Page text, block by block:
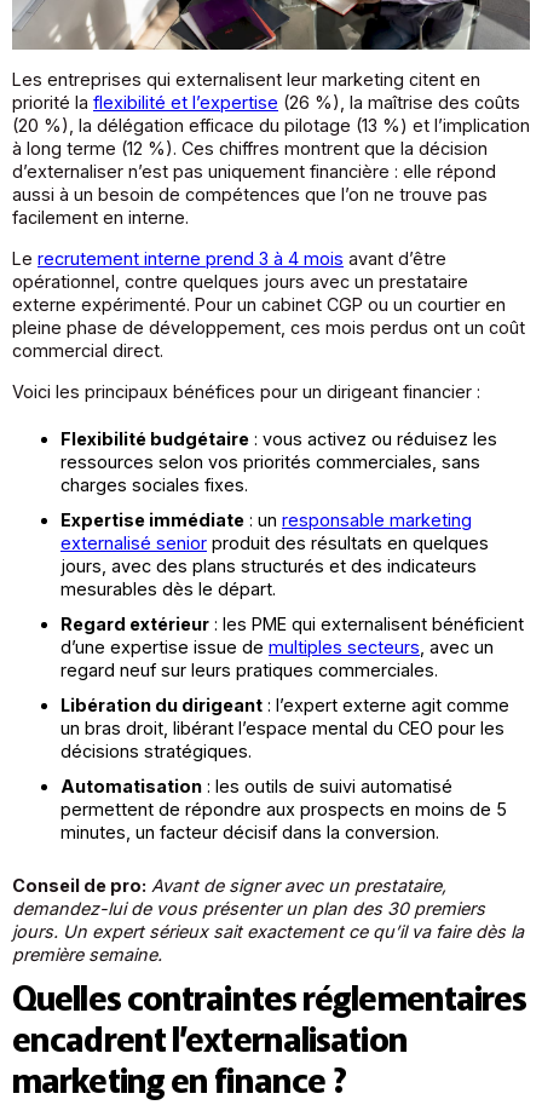
Les entreprises qui externalisent leur marketing citent en
priorité la flexibilité et l’expertise (26 %), la maîtrise des coûts
(20 %), la délégation efficace du pilotage (13 %) et l’implication
à long terme (12 %). Ces chiffres montrent que la décision
d’externaliser n’est pas uniquement financière : elle répond
aussi à un besoin de compétences que l’on ne trouve pas
facilement en interne.
Le recrutement interne prend 3 à 4 mois avant d’être
opérationnel, contre quelques jours avec un prestataire
externe expérimenté. Pour un cabinet CGP ou un courtier en
pleine phase de développement, ces mois perdus ont un coût
commercial direct.
Voici les principaux bénéfices pour un dirigeant financier :
Flexibilité budgétaire : vous activez ou réduisez les
ressources selon vos priorités commerciales, sans
charges sociales fixes.
Expertise immédiate : un responsable marketing
externalisé senior produit des résultats en quelques
jours, avec des plans structurés et des indicateurs
mesurables dès le départ.
Regard extérieur : les PME qui externalisent bénéficient
d’une expertise issue de multiples secteurs , avec un
regard neuf sur leurs pratiques commerciales.
Libération du dirigeant : l’expert externe agit comme
un bras droit, libérant l’espace mental du CEO pour les
décisions stratégiques.
Automatisation : les outils de suivi automatisé
permettent de répondre aux prospects en moins de 5
minutes, un facteur décisif dans la conversion.
Conseil de pro: Avant de signer avec un prestataire,
demandez-lui de vous présenter un plan des 30 premiers
jours. Un expert sérieux sait exactement ce qu’il va faire dès la
première semaine.
Quelles contraintes réglementaires
encadrent l’externalisation
marketing en finance ?